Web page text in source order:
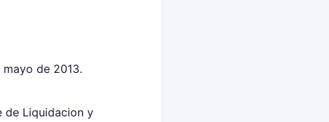
de 2013.
de Liquidacion y